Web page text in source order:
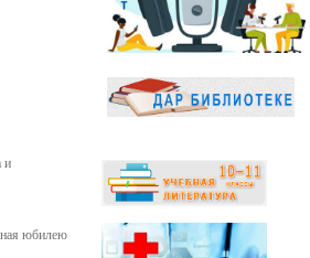
и
юбилею